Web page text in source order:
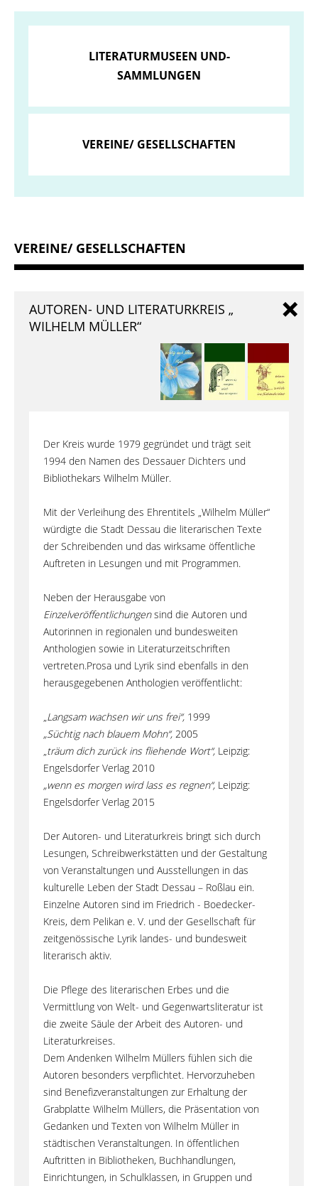
LITERATURMUSEEN UND-
SAMMLUNGEN
VEREINE/ GESELLSCHAFTEN
VEREINE/ GESELLSCHAFTEN
AUTOREN- UND LITERATURKREIS „
WILHELM MÜLLER“
Der Kreis wurde 1979 gegründet und trägt seit
1994 den Namen des Dessauer Dichters und
Bibliothekars Wilhelm Müller.
Mit der Verleihung des Ehrentitels „Wilhelm Müller“
würdigte die Stadt Dessau die literarischen Texte
der Schreibenden und das wirksame öffentliche
Auftreten in Lesungen und mit Programmen.
Neben der Herausgabe von
Einzelveröffentlichungensind die Autoren und
Autorinnen in regionalen und bundesweiten
Anthologien sowie in Literaturzeitschriften
vertreten.Prosa und Lyrik sind ebenfalls in den
herausgegebenen Anthologien veröffentlicht:
„Langsam wachsen wir uns frei“, 1999
„Süchtig nach blauem Mohn“, 2005
„träum dich zurück ins fliehende Wort“, Leipzig:
Engelsdorfer Verlag 2010
„wenn es morgen wird lass es regnen“, Leipzig:
Engelsdorfer Verlag 2015
Der Autoren- und Literaturkreis bringt sich durch
Lesungen, Schreibwerkstätten und der Gestaltung
von Veranstaltungen und Ausstellungen in das
kulturelle Leben der Stadt Dessau – Roßlau ein.
Einzelne Autoren sind im Friedrich - Boedecker-
Kreis, dem Pelikan e. V. und der Gesellschaft für
zeitgenössische Lyrik landes- und bundesweit
literarisch aktiv.
Die Pflege des literarischen Erbes und die
Vermittlung von Welt- und Gegenwartsliteratur ist
die zweite Säule der Arbeit des Autoren- und
Literaturkreises.
Dem Andenken Wilhelm Müllers fühlen sich die
Autoren besonders verpflichtet. Hervorzuheben
sind Benefizveranstaltungen zur Erhaltung der
Grabplatte Wilhelm Müllers, die Präsentation von
Gedanken und Texten von Wilhelm Müller in
städtischen Veranstaltungen. In öffentlichen
Auftritten in Bibliotheken, Buchhandlungen,
Einrichtungen, in Schulklassen, in Gruppen und